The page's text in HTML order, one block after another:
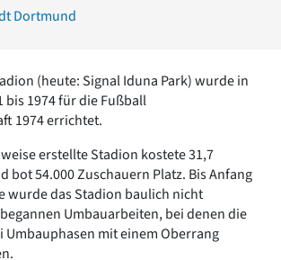
Dortmund
(heute: Signal Iduna Park) wurde in
bis 1974 für die Fußball
1974 errichtet.
erstellte Stadion kostete 31,7
bot 54.000 Zuschauern Platz. Bis Anfang
wurde das Stadion baulich nicht
Umbauarbeiten, bei denen die
Umbauphasen mit einem Oberrang